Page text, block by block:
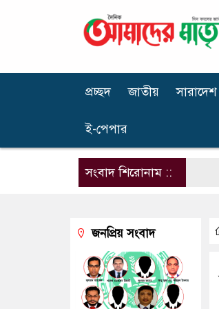
প্রচ্ছদ জাতীয় সারাদেশ
ই-পেপার
সংবাদ শিরোনাম ::
জনপ্রিয় সংবাদ